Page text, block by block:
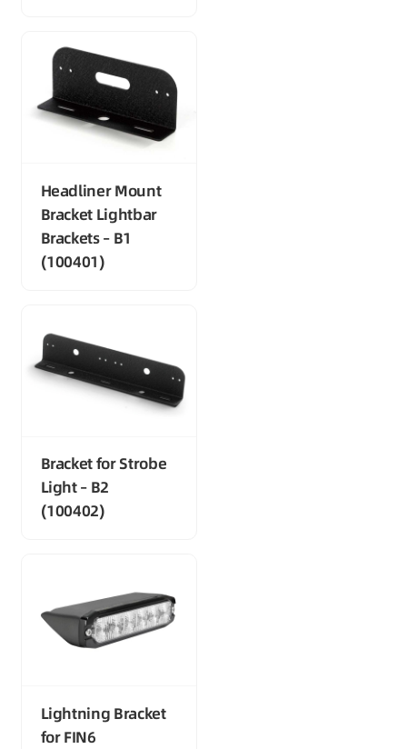
Headliner Mount
Bracket Lightbar
Brackets – B1
(100401)
Bracket for Strobe
Light – B2
(100402)
Lightning Bracket
for FIN6